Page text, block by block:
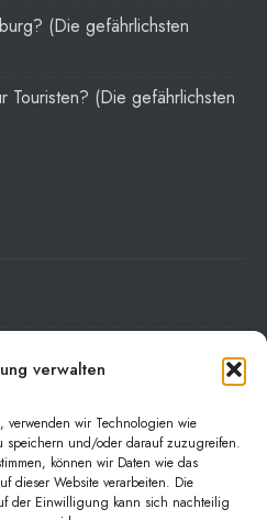
verwalten
verwenden wir Technologien wie
speichern und/oder darauf zuzugreifen.
können wir Daten wie das
dieser Website verarbeiten. Die
der Einwilligung kann sich nachteilig
(Die gefährlichsten
Touristen? (Die gefährlichsten